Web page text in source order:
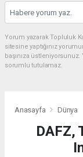
Yorum yazarak Topluluk
sitesine yaptığınız
başınıza
sorumlu tutulamaz.
Anasayfa Dünya
DAFZ,